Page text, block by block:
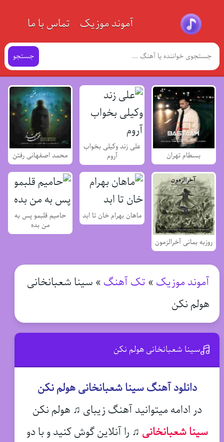
آموند موزیک تماس با ما
جستجو
بسطام تهران
علی زند وکیلی بخواب
آروم
محمد اصفهانی رفتن
روزبه بمانی آخرالزمون
ماهان بهرام خان تا ابد
حامیم قلبمو پس به
من بده
آموند موزیک » تک آهنگ » سینا شعبانخانی
هولم نکن
سینا شعبانخانی هولم نکن
دانلود آهنگ سینا شعبانخانی هولم نکن
در ادامه میتوانید آهنگ زیبای ♫ هولم نکن
سینا شعبانخانی ♫ را آنلاین گوش کنید و با دو